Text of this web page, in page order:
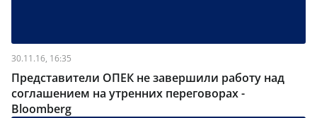
30.11.16, 16:35
Представители ОПЕК не завершили работу над
соглашением на утренних переговорах -
Bloomberg